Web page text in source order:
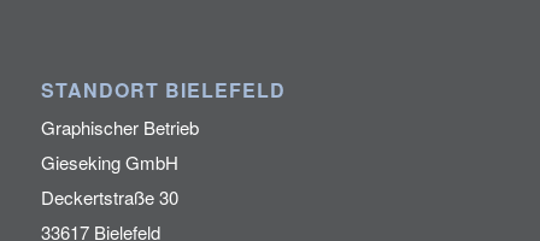
STANDORT BIELEFELD
Graphischer Betrieb
Gieseking GmbH
Deckertstraße 30